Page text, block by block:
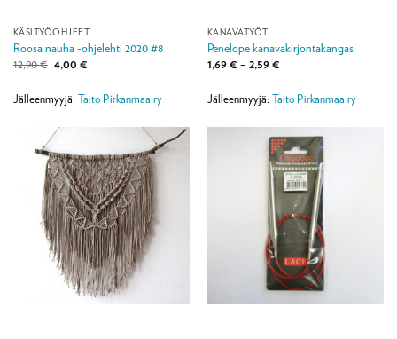
KÄSITYÖOHJEET
Roosa nauha -ohjelehti 2020 #8
12,90€ Alkuperäinen
hinta
12,90 €.
4,00 €Nykyinen
4,00 €.
Jälleenmyyjä: Taito Pirkanmaa ry
KANAVATYÖT
Penelope kanavakirjontakangas
1,69€ – 2,59€Hintaluokka:
2,59 €
Jälleenmyyjä: Taito Pirkanmaa ry